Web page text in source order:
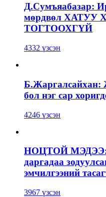
Д.Сумъяабазар:
мөрдвөл ХАТУУ
ТОГТООХГҮЙ
4332 үзсэн
Б.Жаргалсайхан:
бол нэг сар
4246 үзсэн
НОЦТОЙ МЭДЭЭ:
даргадаа
эмчилгээний
3967 үзсэн